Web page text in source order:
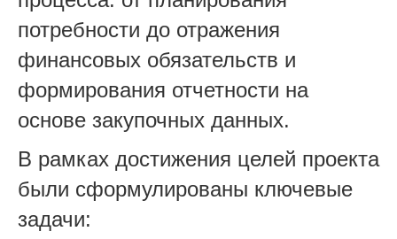
потребности до отражения
финансовых обязательств и
формирования отчетности на
основе закупочных данных.
В рамках достижения целей проекта
были сформулированы ключевые
задачи: